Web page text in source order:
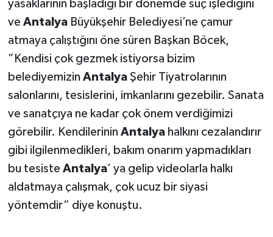
yasaklarının başladığı bir dönemde suç işlediğini
ve AntalyaBüyükşehir Belediyesi’ne çamur
atmaya çalıştığını öne süren Başkan Böcek,
”Kendisi çok gezmek istiyorsa bizim
belediyemizin AntalyaŞehir Tiyatrolarının
salonlarını, tesislerini, imkanlarını gezebilir. Sanata
ve sanatçıya ne kadar çok önem verdiğimizi
görebilir. Kendilerinin Antalyahalkını cezalandırır
gibi ilgilenmedikleri, bakım onarım yapmadıkları
bu tesiste Antalya’ ya gelip videolarla halkı
aldatmaya çalışmak, çok ucuz bir siyasi
yöntemdir” diye konuştu.